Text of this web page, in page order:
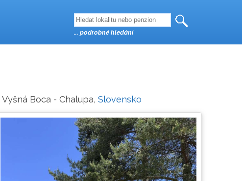
Vyšná Boca - Chalupa, Slovensko
... podrobné hledání